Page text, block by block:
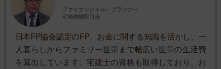
ファイナンシャル・プランナー
宅地建物取引士
日本FP協会認定のFP。お金に関する知識を活かし、一
人暮らしからファミリー世帯まで幅広い世帯の生活費
を算出しています。宅建士の資格も取得しており、お